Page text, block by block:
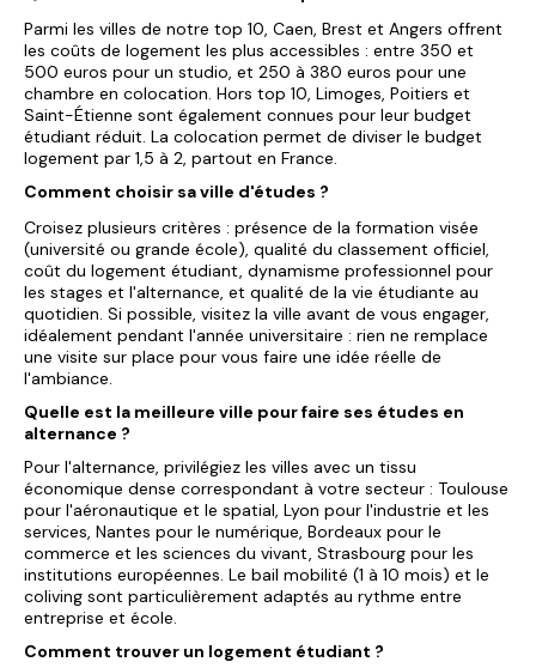
Parmi les villes de notre top 10, Caen, Brest et Angers offrent
les coûts de logement les plus accessibles : entre 350 et
500 euros pour un studio, et 250 à 380 euros pour une
chambre en colocation. Hors top 10, Limoges, Poitiers et
Saint-Étienne sont également connues pour leur budget
étudiant réduit. La colocation permet de diviser le budget
logement par 1,5 à 2, partout en France.
Comment choisir sa ville d'études ?
Croisez plusieurs critères : présence de la formation visée
(université ou grande école), qualité du classement officiel,
coût du logement étudiant, dynamisme professionnel pour
les stages et l'alternance, et qualité de la vie étudiante au
quotidien. Si possible, visitez la ville avant de vous engager,
idéalement pendant l'année universitaire : rien ne remplace
une visite sur place pour vous faire une idée réelle de
l'ambiance.
Quelle est la meilleure ville pour faire ses études en
alternance ?
Pour l'alternance, privilégiez les villes avec un tissu
économique dense correspondant à votre secteur : Toulouse
pour l'aéronautique et le spatial, Lyon pour l'industrie et les
services, Nantes pour le numérique, Bordeaux pour le
commerce et les sciences du vivant, Strasbourg pour les
institutions européennes. Le bail mobilité (1 à 10 mois) et le
coliving sont particulièrement adaptés au rythme entre
entreprise et école.
Comment trouver un logement étudiant ?